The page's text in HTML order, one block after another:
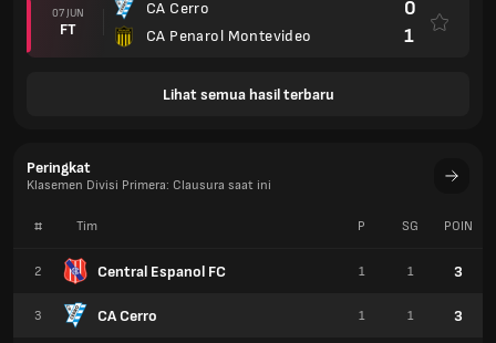
07 JUN
FT
CA Cerro
CA Penarol Montevideo
0
1
Lihat semua hasil terbaru
Peringkat
Klasemen Divisi Primera: Clausura saat ini
# Tim
2 Central Espanol FC
3 CA Cerro
P SG POIN
1 1 3
1 1 3